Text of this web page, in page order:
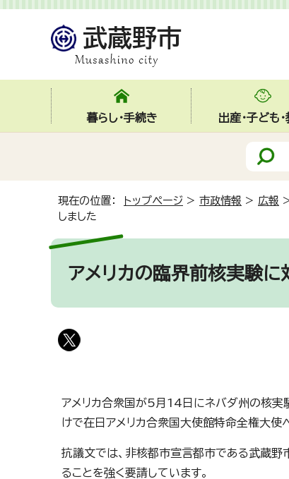
暮らし・手続き 出産・子ども
現在の位置： トップページ > 市政情報 > 広報
しました
アメリカの臨界前核実験に
アメリカ合衆国が5月14日にネバダ州の核実
けで在日アメリカ合衆国大使館特命全権大使
抗議文では、非核都市宣言都市である武蔵野
ることを強く要請しています。